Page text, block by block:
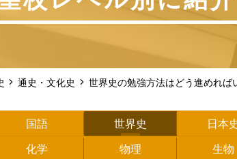
通史・文化史
世界史の勉強方法はどう進めれば
国語 世界史 日本
化学 物理 生物